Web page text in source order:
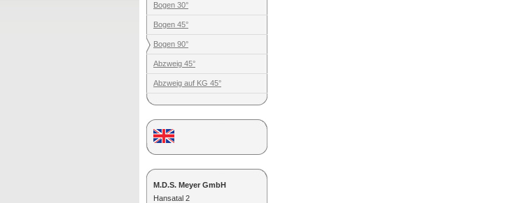
Bogen 30°
Bogen 45°
Bogen 90°
Abzweig 45°
Abzweig auf KG 45°
M.D.S. Meyer GmbH
Hansatal 2